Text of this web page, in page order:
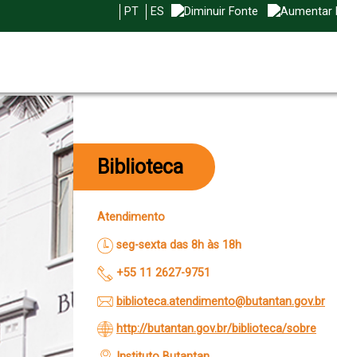
PT ES
Biblioteca
Atendimento
seg-sexta das 8h às 18h
+55 11 2627-9751
biblioteca.atendimento@butantan.gov.br
http://butantan.gov.br/biblioteca/sobre